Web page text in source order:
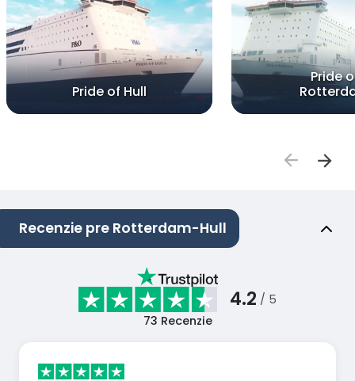
Pride of Hull
Pride
Recenzie pre Rotterdam-Hull
4.2 / 5
73 Recenzie